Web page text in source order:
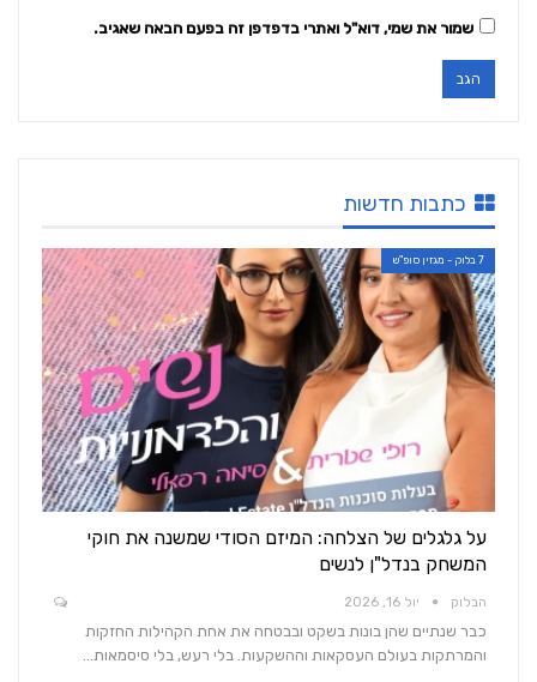
שמור את שמי, דוא"ל ואתרי בדפדפן זה בפעם הבאה שאגיב.
כתבות חדשות
7 בלוק - מגזין סופ"ש
על גלגלים של הצלחה: המיזם הסודי שמשנה את חוקי
המשחק בנדל"ן לנשים
הבלוק יול 16, 2026
כבר שנתיים שהן בונות בשקט ובבטחה את אחת הקהילות החזקות
והמרתקות בעולם העסקאות וההשקעות. בלי רעש, בלי סיסמאות…